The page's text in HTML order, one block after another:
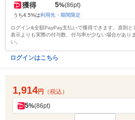
獲得 5%(86pt)
うち4.5%は利用先・期間限定
ログイン&全額PayPay支払いで獲得できます。原則と
表示よりも実際の付与数、付与率が少ない場合があり
い。
ログインはこちら
1,914円 （税込）
5%(86pt)